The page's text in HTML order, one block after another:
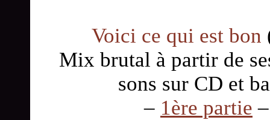
Voici ce qui est bon
Mix brutal à partir de
sons sur CD et
– 1ère partie